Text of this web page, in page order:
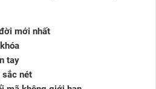
mới nhất
tay
sắc nét